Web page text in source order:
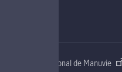
Site web international de Manuvie